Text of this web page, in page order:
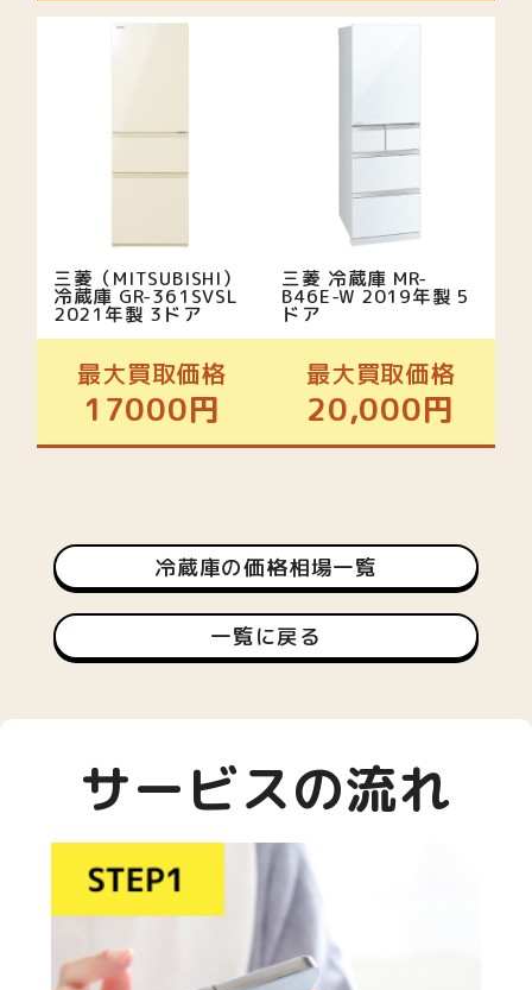
三菱（MITSUBISHI）
冷蔵庫 GR-361SVSL
2021年製 3ドア
最大買取価格
17000円
三菱 冷蔵庫 MR-
B46E-W 2019年製 5
ドア
最大買取価格
20,000円
冷蔵庫の価格相場一覧
一覧に戻る
サービスの流れ